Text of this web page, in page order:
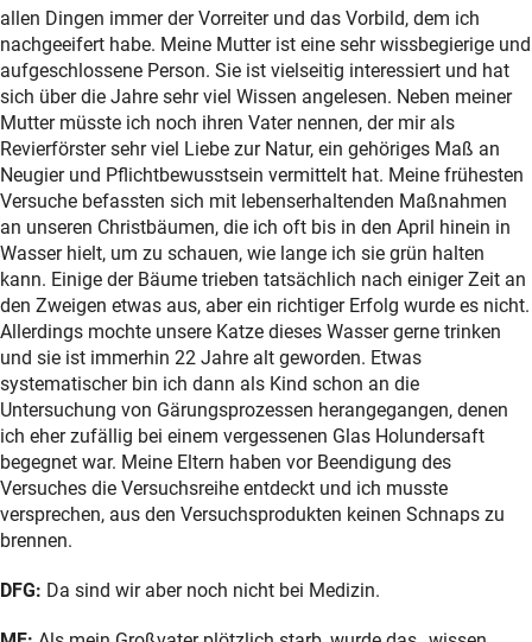
allen Dingen immer der Vorreiter und das Vorbild, dem ich
nachgeeifert habe. Meine Mutter ist eine sehr wissbegierige und
aufgeschlossene Person. Sie ist vielseitig interessiert und hat
sich über die Jahre sehr viel Wissen angelesen. Neben meiner
Mutter müsste ich noch ihren Vater nennen, der mir als
Revierförster sehr viel Liebe zur Natur, ein gehöriges Maß an
Neugier und Pflichtbewusstsein vermittelt hat. Meine frühesten
Versuche befassten sich mit lebenserhaltenden Maßnahmen
an unseren Christbäumen, die ich oft bis in den April hinein in
Wasser hielt, um zu schauen, wie lange ich sie grün halten
kann. Einige der Bäume trieben tatsächlich nach einiger Zeit an
den Zweigen etwas aus, aber ein richtiger Erfolg wurde es nicht.
Allerdings mochte unsere Katze dieses Wasser gerne trinken
und sie ist immerhin 22 Jahre alt geworden. Etwas
systematischer bin ich dann als Kind schon an die
Untersuchung von Gärungsprozessen herangegangen, denen
ich eher zufällig bei einem vergessenen Glas Holundersaft
begegnet war. Meine Eltern haben vor Beendigung des
Versuches die Versuchsreihe entdeckt und ich musste
versprechen, aus den Versuchsprodukten keinen Schnaps zu
brennen.
DFG: Da sind wir aber noch nicht bei Medizin.